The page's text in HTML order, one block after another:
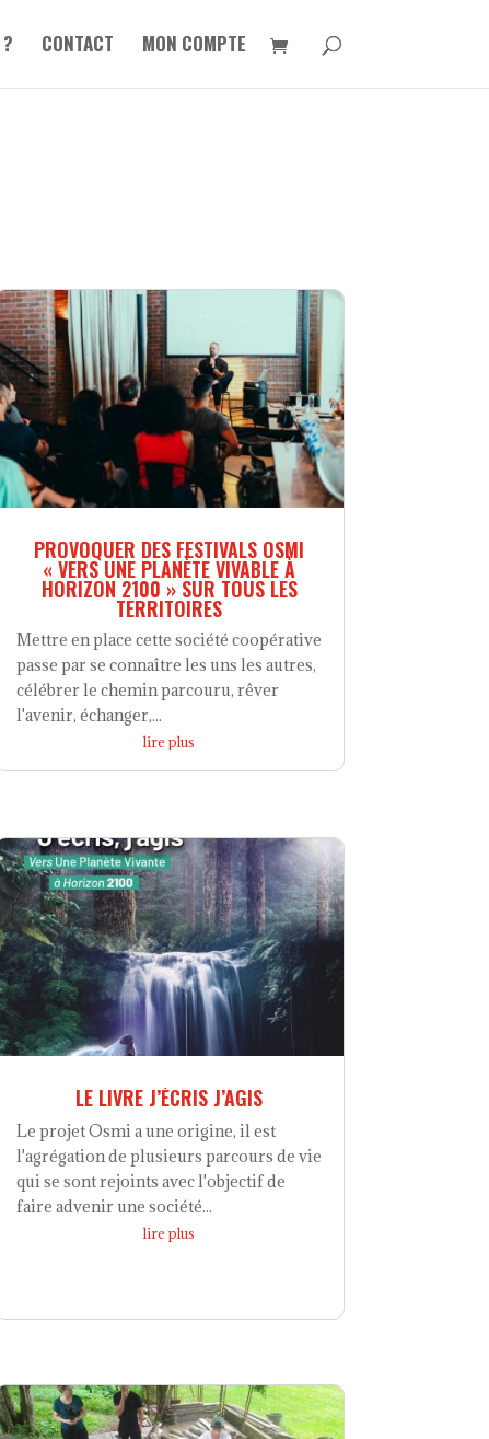
CONTACT MON COMPTE
PROVOQUER DES FESTIVALS OSMI
« VERS UNE PLANÈTE VIVABLE À
HORIZON 2100 » SUR TOUS LES
TERRITOIRES
Mettre en place cette société coopérative
passe par se connaître les uns les autres,
célébrer le chemin parcouru, rêver
l'avenir, échanger,...
lire plus
LE LIVRE J’ÉCRIS J’AGIS
Le projet Osmi a une origine, il est
l'agrégation de plusieurs parcours de vie
qui se sont rejoints avec l'objectif de
faire advenir une société...
lire plus